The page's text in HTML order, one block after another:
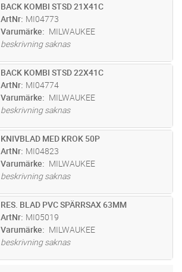
ST Lägg i kundvagn
BACK KOMBI STSD 21X41C
ArtNr MI04773
Varumärke
MILWAUKEE
beskrivning saknas
ST Lägg i kundvagn
BACK KOMBI STSD 22X41C
ArtNr MI04774
Varumärke
MILWAUKEE
beskrivning saknas
ST Lägg i kundvagn
KNIVBLAD MED KROK 50P
ArtNr MI04823
Varumärke
MILWAUKEE
beskrivning saknas
ST Lägg i kundvagn
RES. BLAD PVC SPÄRRSAX 63MM
ArtNr MI05019
Varumärke
MILWAUKEE
beskrivning saknas